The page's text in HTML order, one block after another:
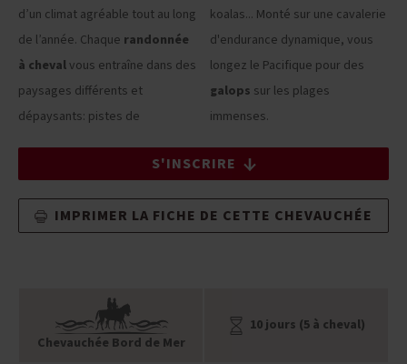
d’un climat agréable tout au long
de l’année. Chaque randonnée
à chevalvous entraîne dans des
paysages différents et
dépaysants: pistes de
koalas... Monté sur une cavalerie
d'endurance dynamique, vous
longez le Pacifique pour des
galops sur les plages
immenses.
S'INSCRIRE
IMPRIMER LA FICHE DE CETTE CHEVAUCHÉE
Chevauchée Bord de Mer
10 jours (5 à cheval)